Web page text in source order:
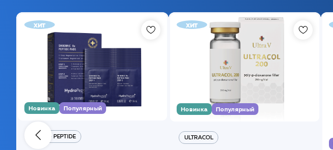
хит
Новинка Популярный
HYDRO PEPTIDE
хит
Новинка Популярный
ULTRACOL